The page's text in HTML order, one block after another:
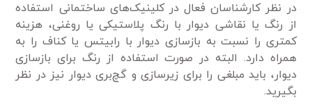
در نظر کارشناسان فعال در کلینیک‌های ساختمانی استفاده
از رنگ یا نقاشی دیوار با رنگ پلاستیکی یا روغنی، هزینه
کمتری را نسبت به بازسازی دیوار با رابیتس یا کناف را به
همراه دارد. البته در صورت استفاده از رنگ برای بازسازی
دیوار، باید مبلغی را برای زیر‌سازی و گچ‌بری دیوار نیز در نظر
بگیرید.